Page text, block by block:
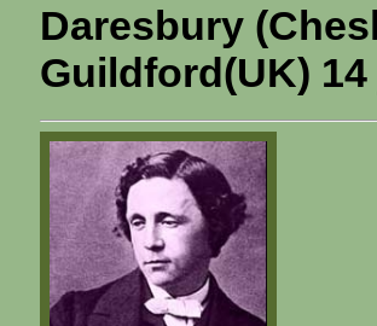
Daresbury
Guildford(UK)